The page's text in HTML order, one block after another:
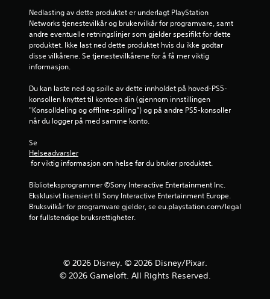
1
0
v
e
Nedlasting av dette produktet er underlagt PlayStation
Networks tjenestevilkår og brukervilkår for programvare, samt
andre eventuelle retningslinjer som gjelder spesifikt for dette
produktet. Ikke last ned dette produktet hvis du ikke godtar
disse vilkårene. Se tjenestevilkårene for å få mer viktig
informasjon.
Du kan laste ned og spille av dette innholdet på hoved-PS5-
konsollen knyttet til kontoen din (gjennom innstillingen
"Konsolldeling og offline-spilling") og på andre PS5-konsoller
når du logger på med samme konto.
Se
Helseadvarsler
for viktig informasjon om helse før du bruker produktet.
Biblioteksprogrammer ©Sony Interactive Entertainment Inc.
Eksklusivt lisensiert til Sony Interactive Entertainment Europe.
Bruksvilkår for programvare gjelder, se eu.playstation.com/legal
for fullstendige bruksrettigheter.
© 2026 Disney. © 2026 Disney/Pixar.
© 2026 Gameloft. All Rights Reserved.